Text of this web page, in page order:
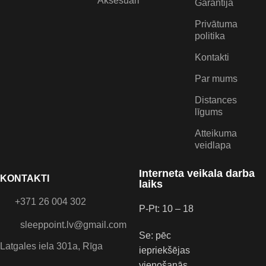
KONTAKTI
+371 26 004 302
sleeppoint.lv@gmail.com
Latgales iela 301a, Rīga
Garantija
Privātuma
politika
Kontakti
Par mums
Distances
līgums
Atteikuma
veidlapa
Interneta veikala darba
laiks
P-Pt: 10 – 18
Se: pēc
iepriekšējas